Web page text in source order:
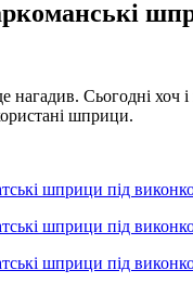
нагадив. Сьогодні хоч
шприци.